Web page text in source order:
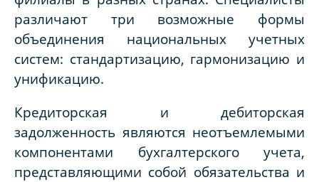
различают три возможные формы
объединения национальных учетных
систем: стандартизацию, гармонизацию и
унификацию.
Кредиторская и дебиторская
задолженность являются неотъемлемыми
компонентами бухгалтерского учета,
представляющими собой обязательства и